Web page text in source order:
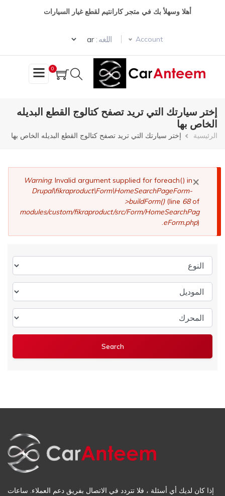
أهلا وسهلأ بك في متجر كارانتيم لقطع غيار السيارات
Account اللغه :
Select your language
0
إختر سيارتك التي تريد تصفح كتالوج القطع البديله
الخاص بها
مسار
الرئيسية إختر سيارتك التي تريد تصفح كتالوج القطع البديله الخاص بها
×
رسالة
الخطأ
Warning: Invalid argument supplied for foreach() in
Drupal\fikraproduct\Form\HomeSearchPageForm-
>buildForm()(line 68of
modules/custom/fikraproduct/src/Form/HomeSearchPag
eForm.php).
النوع
الموديل
المحرك
إذا كان لديك أي أسئلة ، فلا تتردد في الاتصال بفريق دعم العملاء. ساعات